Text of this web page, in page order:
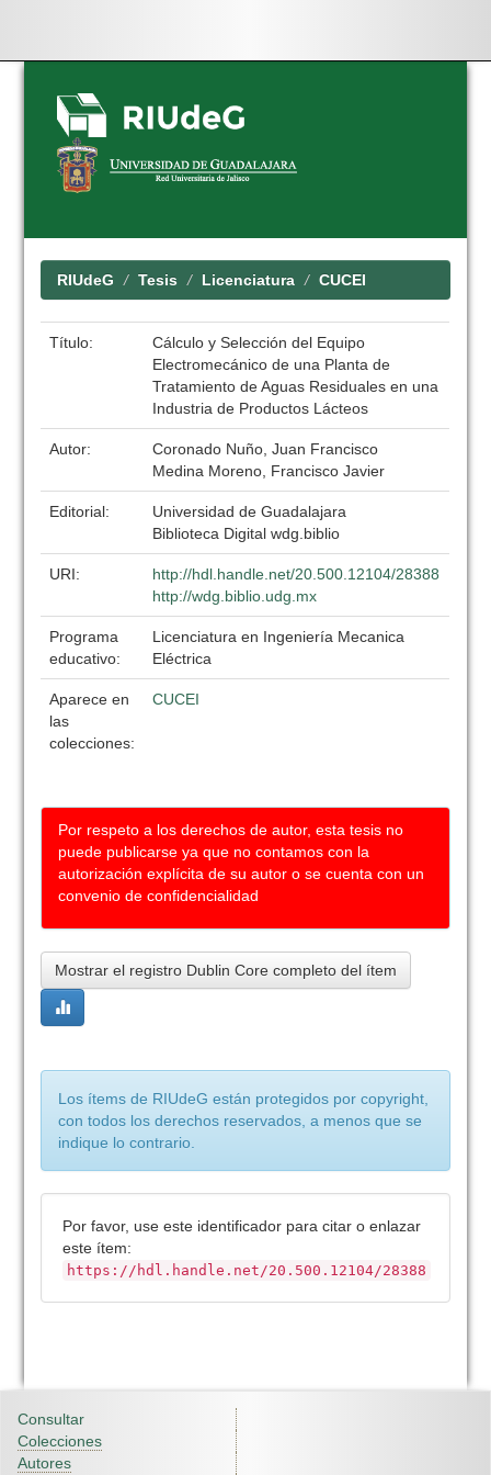
Skip
navigation
RIUdeG Tesis Licenciatura CUCEI
Título:
Cálculo y Selección del Equipo
Electromecánico de una Planta de
Tratamiento de Aguas Residuales en una
Industria de Productos Lácteos
Autor:
Coronado Nuño, Juan Francisco
Medina Moreno, Francisco Javier
Editorial:
Universidad de Guadalajara
Biblioteca Digital wdg.biblio
URI:
http://hdl.handle.net/20.500.12104/28388
http://wdg.biblio.udg.mx
Programa
educativo:
Licenciatura en Ingeniería Mecanica
Eléctrica
Aparece en
las
colecciones:
CUCEI
Por respeto a los derechos de autor, esta tesis no
puede publicarse ya que no contamos con la
autorización explícita de su autor o se cuenta con un
convenio de confidencialidad
Mostrar el registro Dublin Core completo del ítem
Los ítems de RIUdeG están protegidos por copyright,
con todos los derechos reservados, a menos que se
indique lo contrario.
Por favor, use este identificador para citar o enlazar
este ítem:
https://hdl.handle.net/20.500.12104/28388
Consultar
Colecciones
Autores